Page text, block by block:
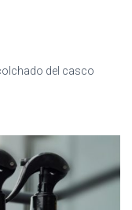
del casco